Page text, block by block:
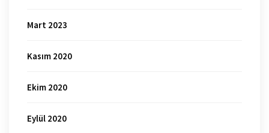
Mart 2023
Kasım 2020
Ekim 2020
Eylül 2020